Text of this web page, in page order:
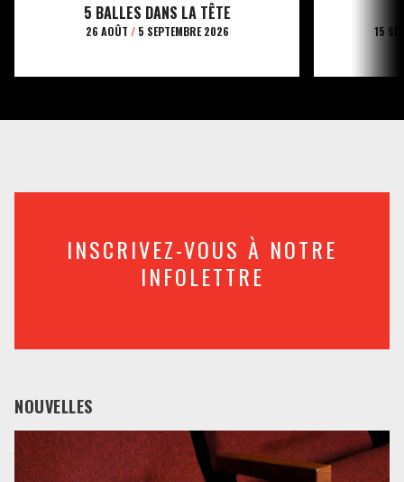
5 BALLES DANS LA TÊTE
26 AOÛT /5 SEPTEMBRE 2026 15
INSCRIVEZ-VOUS À NOTRE
INFOLETTRE
NOUVELLES